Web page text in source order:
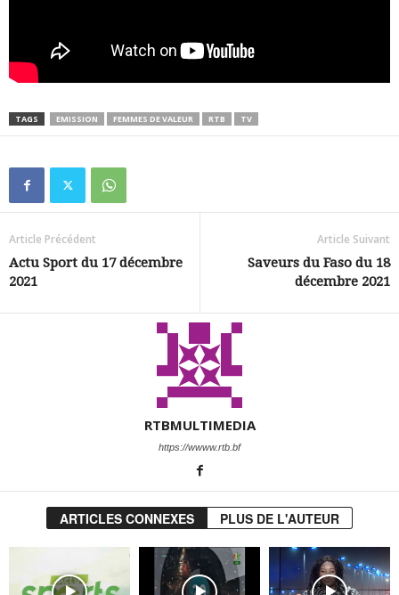
TAGS EMISSION FEMMES DE VALEUR RTB TV
Article Précédent
Actu Sport du 17 décembre
2021
Article Suivant
Saveurs du Faso du 18
décembre 2021
RTBMULTIMEDIA
https://wwww.rtb.bf
ARTICLES CONNEXES PLUS DE L'AUTEUR